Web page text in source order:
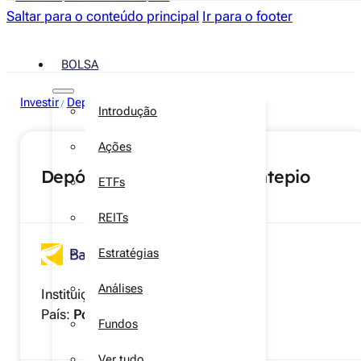
Saltar para o conteúdo principal Ir para o footer
BOLSA
Introdução
Ações
ETFs
REITs
Estratégias
Análises
Fundos
Investir / Depósitos a prazo
Depósito Super 2 Anos Montepio
Instituição:Banco Montepio
País: Portugal